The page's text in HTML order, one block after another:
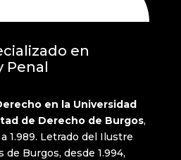
en
Penal
en la Universidad
de Derecho de Burgos,
1.989. Letrado del Ilustre
de Burgos, desde 1.994,